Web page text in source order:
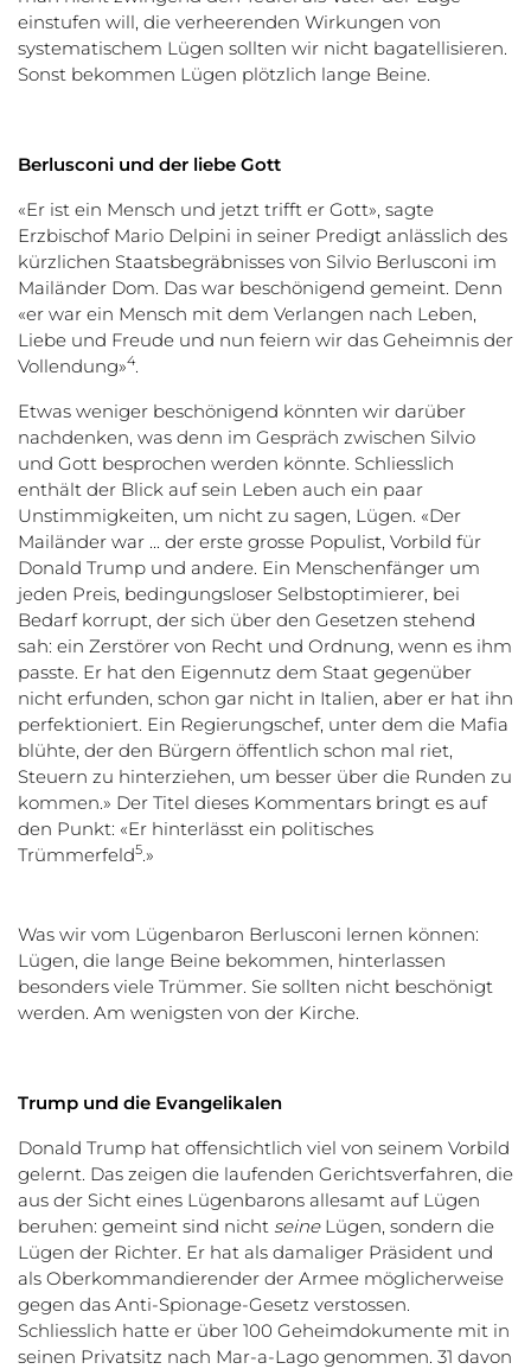
einstufen will, die verheerenden Wirkungen von
systematischem Lügen sollten wir nicht bagatellisieren.
Sonst bekommen Lügen plötzlich lange Beine.
Berlusconi und der liebe Gott
«Er ist ein Mensch und jetzt trifft er Gott», sagte
Erzbischof Mario Delpini in seiner Predigt anlässlich des
kürzlichen Staatsbegräbnisses von Silvio Berlusconi im
Mailänder Dom. Das war beschönigend gemeint. Denn
«er war ein Mensch mit dem Verlangen nach Leben,
Liebe und Freude und nun feiern wir das Geheimnis der
Vollendung»4.
Etwas weniger beschönigend könnten wir darüber
nachdenken, was denn im Gespräch zwischen Silvio
und Gott besprochen werden könnte. Schliesslich
enthält der Blick auf sein Leben auch ein paar
Unstimmigkeiten, um nicht zu sagen, Lügen. «Der
Mailänder war ... der erste grosse Populist, Vorbild für
Donald Trump und andere. Ein Menschenfänger um
jeden Preis, bedingungsloser Selbstoptimierer, bei
Bedarf korrupt, der sich über den Gesetzen stehend
sah: ein Zerstörer von Recht und Ordnung, wenn es ihm
passte. Er hat den Eigennutz dem Staat gegenüber
nicht erfunden, schon gar nicht in Italien, aber er hat ihn
perfektioniert. Ein Regierungschef, unter dem die Mafia
blühte, der den Bürgern öffentlich schon mal riet,
Steuern zu hinterziehen, um besser über die Runden zu
kommen.» Der Titel dieses Kommentars bringt es auf
den Punkt: «Er hinterlässt ein politisches
Trümmerfeld5.»
Was wir vom Lügenbaron Berlusconi lernen können:
Lügen, die lange Beine bekommen, hinterlassen
besonders viele Trümmer. Sie sollten nicht beschönigt
werden. Am wenigsten von der Kirche.
Trump und die Evangelikalen
Donald Trump hat offensichtlich viel von seinem Vorbild
gelernt. Das zeigen die laufenden Gerichtsverfahren, die
aus der Sicht eines Lügenbarons allesamt auf Lügen
beruhen: gemeint sind nicht seineLügen, sondern die
Lügen der Richter. Er hat als damaliger Präsident und
als Oberkommandierender der Armee möglicherweise
gegen das Anti-Spionage-Gesetz verstossen.
Schliesslich hatte er über 100 Geheimdokumente mit in
seinen Privatsitz nach Mar-a-Lago genommen. 31 davon